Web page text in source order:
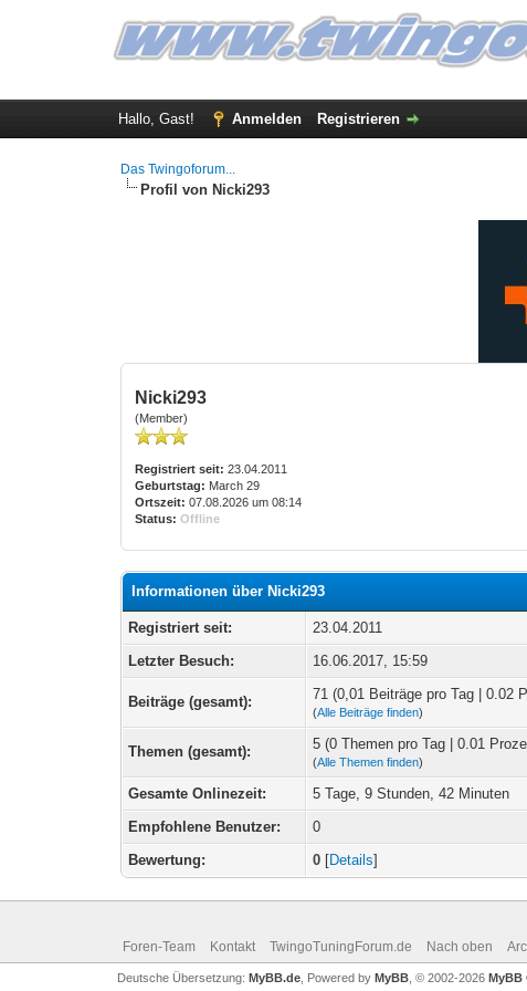
Hallo, Gast! Anmelden Registrieren
Das Twingoforum...
Profil von Nicki293
Nicki293
(Member)
Registriert seit: 23.04.2011
Geburtstag: March 29
Ortszeit: 07.08.2026 um 08:14
Status: Offline
Informationen über Nicki293
Registriert seit:
23.04.2011
Letzter Besuch:
16.06.2017, 15:59
Beiträge (gesamt): 71 (0,01 Beiträge pro Tag | 0.02
(Alle Beiträge finden)
Themen (gesamt): 5 (0 Themen pro Tag | 0.01
(Alle Themen finden)
Gesamte Onlinezeit:
5 Tage, 9 Stunden, 42 Minuten
Empfohlene Benutzer:
0
Bewertung:
0 [Details]
Foren-Team Kontakt TwingoTuningForum.de Nach oben
Deutsche Übersetzung: MyBB.de, Powered by MyBB, © 2002-2026 MyBB